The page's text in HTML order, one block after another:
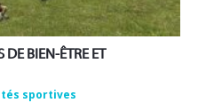
BIEN-ÊTRE ET
sportives